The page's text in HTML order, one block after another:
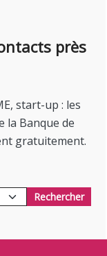
près
start-up : les
la Banque de
gratuitement.
Rechercher